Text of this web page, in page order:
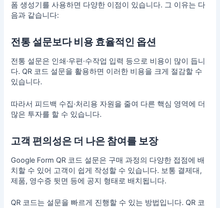
폼생성기 를 사용하면 다양한 이점이 있습니다. 그 이유는 다
음과 같습니다:
전통 설문보다 비용 효율적인 옵션
전통 설문은 인쇄·우편·수작업 입력 등으로 비용이 많이 듭니
다. QR 코드 설문을 활용하면 이러한 비용을 크게 절감할 수
있습니다.
따라서 피드백 수집·처리용 자원을 줄여 다른 핵심 영역에 더
많은 투자를 할 수 있습니다.
고객 편의성은 더 나은 참여를 보장
Google Form QR 코드 설문은 구매 과정의 다양한 접점에 배
치할 수 있어 고객이 쉽게 작성할 수 있습니다. 보통 결제대,
제품, 영수증 뒷면 등에 공지 형태로 배치됩니다.
QR 코드는 설문을 빠르게 진행할 수 있는 방법입니다. QR 코